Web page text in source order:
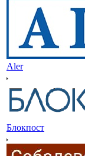
Aler
Блокпост